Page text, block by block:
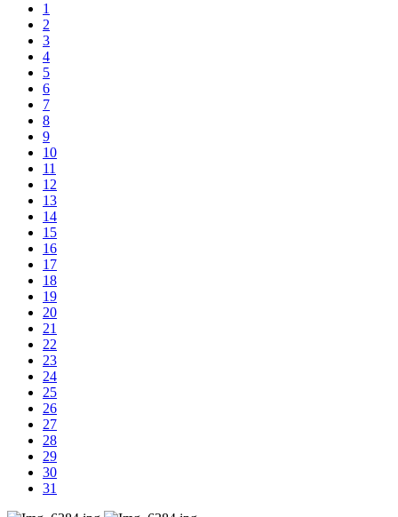
1
2
3
4
5
6
7
8
9
10
11
12
13
14
15
16
17
18
19
20
21
22
23
24
25
26
27
28
29
30
31